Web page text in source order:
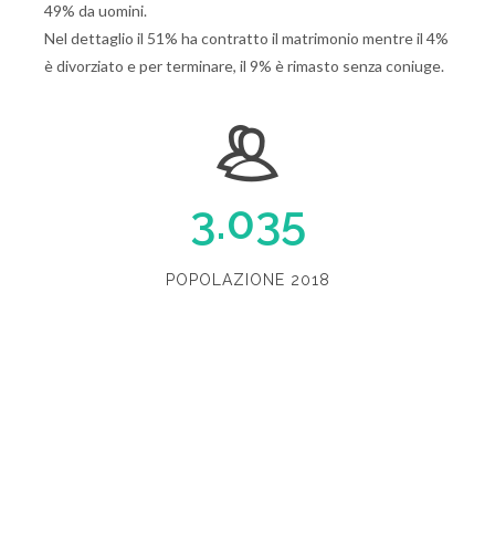
49% da uomini.
Nel dettaglio il 51% ha contratto il matrimonio mentre il 4%
è divorziato e per terminare, il 9% è rimasto senza coniuge.
3.035
POPOLAZIONE 2018